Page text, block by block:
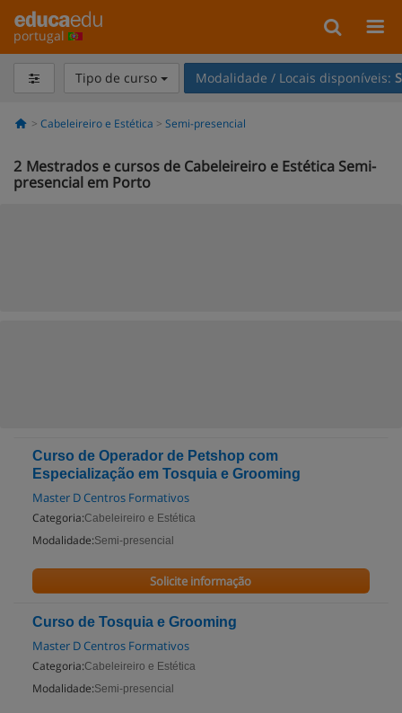
portugal
Tipo de curso Modalidade / Locais disponíveis:
Cabeleireiro e Estética Semi-presencial
2 Mestrados e cursos de Cabeleireiro e Estética Semi-
presencial em Porto
Curso de Operador de Petshop com
Especialização em Tosquia e Grooming
Master D Centros Formativos
Categoria:Cabeleireiro e Estética
Modalidade:Semi-presencial
Solicite informação
Curso de Tosquia e Grooming
Master D Centros Formativos
Categoria:Cabeleireiro e Estética
Modalidade:Semi-presencial